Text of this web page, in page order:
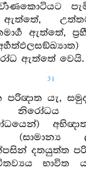
ඇත්තේ,
ඇත්තේ,
ඇත්තේ වෙයි.
31
යැ,
දතයුත්ත
භාවිත